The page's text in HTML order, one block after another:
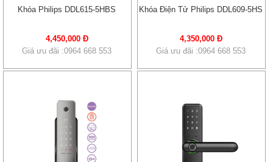
Khóa Philips DDL615-5HBS
4,450,000 Đ
Giá ưu đãi :0964 668 553
Khóa Điện Tử Philips DDL609-5HS
4,350,000 Đ
Giá ưu đãi :0964 668 553